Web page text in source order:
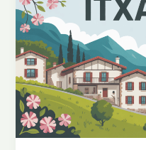
et
offres
promotionnelles